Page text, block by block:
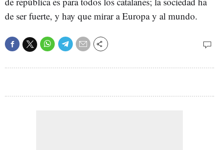
de ser fuerte, y hay que mirar a Europa y al mundo.